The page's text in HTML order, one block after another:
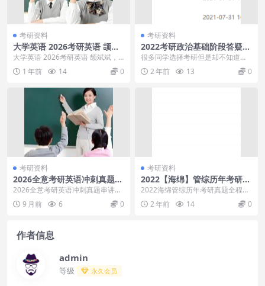
考研资料
大学英语 2026考研英语 颉斌
斌
大学英语 2026考研英语 颉斌斌，
大学英语 2026考研英语 颉斌斌目
录：00...
1 年前 14 0
考研资料
2022考研政治基础阶段答疑课
预热学习讲义整理视频精讲课
很多同学选择考研但是却不知道怎
么复习才是最好的，本课件是考研
政治基础阶段的复习课...
2 年前 13 0
考研资料
2026全意考研英语冲刺真题串
讲
2026全意考研英语冲刺真题串讲，
2026全意考研英语冲刺真题串讲目
录：00.冲...
9 月前 6 0
考研资料
2022【海绵】管综历年考研真
题全程班写作备考
2022海绵管综历年考研真题全程班
写作备考，想要考试的就一定要准
备好，不管是资料...
2 年前 14 0
作者信息
admin
等级 永久会员